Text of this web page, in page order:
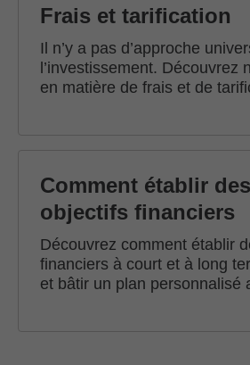
Frais et tarification
Il n’y a pas d’approche
l’investissement. Découvrez
en matière de frais et de
Comment établir des
objectifs financiers
Découvrez comment établir
financiers à court et à long
et bâtir un plan personnalisé